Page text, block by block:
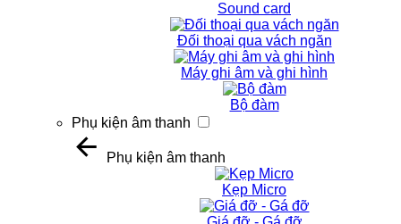
Sound card
Đối thoại qua vách ngăn
Máy ghi âm và ghi hình
Bộ đàm
Phụ kiện âm thanh
Phụ kiện âm thanh
Kẹp Micro